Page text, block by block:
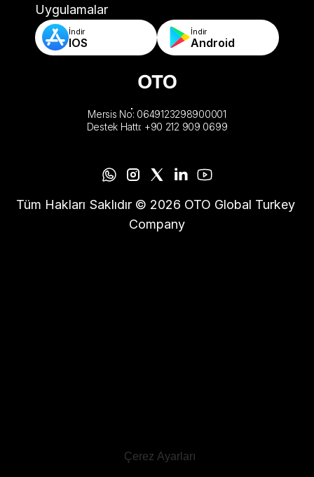
-Otomatik Sipariş Doğrulama & Kurallar
Uygulamalar
İndir
IOS
İndir
Android
Mersis No: 0649123298900001
Destek Hattı: +90 212 909 0699
Tüm Hakları Saklıdır © 2026 OTO Global Turkey
Company
Çerez Ayarları